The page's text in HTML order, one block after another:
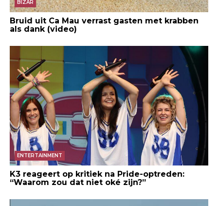
BIZAR
Bruid uit Ca Mau verrast gasten met krabben
als dank (video)
ENTERTAINMENT
K3 reageert op kritiek na Pride-optreden:
“Waarom zou dat niet oké zijn?”